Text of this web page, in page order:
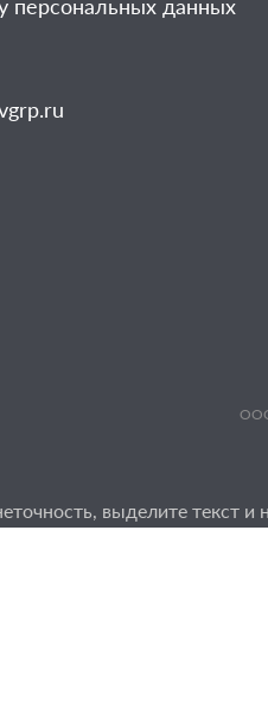
персональных данных
ООО
выделите текст и